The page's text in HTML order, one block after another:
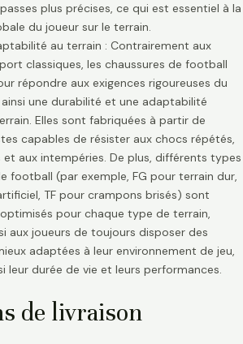
plus précises, ce qui est essentiel à la
du joueur sur le terrain.
au terrain : Contrairement aux
classiques, les chaussures de football
répondre aux exigences rigoureuses du
une durabilité et une adaptabilité
Elles sont fabriquées à partir de
capables de résister aux chocs répétés,
aux intempéries. De plus, différents types
football (par exemple, FG pour terrain dur,
TF pour crampons brisés) sont
pour chaque type de terrain,
aux joueurs de toujours disposer des
adaptées à leur environnement de jeu,
leur durée de vie et leurs performances.
de livraison